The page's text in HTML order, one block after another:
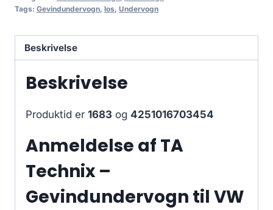
Tags: Gevindundervogn, los, Undervogn
Beskrivelse
Beskrivelse
Produktid er 1683 og 4251016703454
Anmeldelse af TA
Technix –
Gevindundervogn til VW